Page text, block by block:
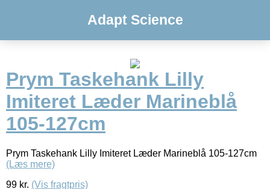
Adapt Science
Prym Taskehank Lilly
Imiteret Læder Marineblå
105-127cm
Prym Taskehank Lilly Imiteret Læder Marineblå 105-127cm
(Læs mere)
99 kr. (Vis fragtpris)